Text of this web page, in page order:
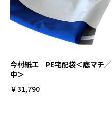
今村紙工 PE宅配袋＜底マチ／
中＞
￥31,790